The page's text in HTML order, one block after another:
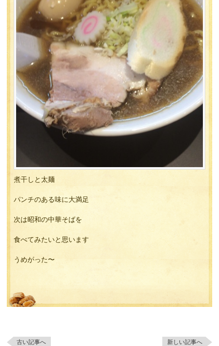
煮干しと太麺
パンチのある味に大満足
次は昭和の中華そばを
食べてみたいと思います
うめがった〜
古い記事へ 新しい記事へ